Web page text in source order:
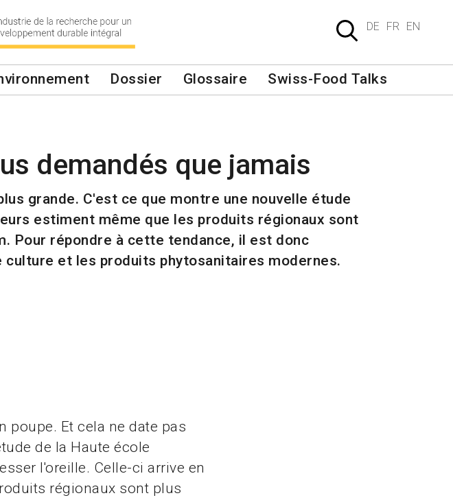
DE FR EN
Dossier Glossaire Swiss-Food Talks
demandés que jamais
grande. C'est ce que montre une nouvelle étude
estiment même que les produits régionaux sont
Pour répondre à cette tendance, il est donc
et les produits phytosanitaires modernes.
poupe. Et cela ne date pas
de la Haute école
l'oreille. Celle-ci arrive en
régionaux sont plus